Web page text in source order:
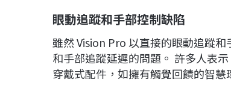
眼動追蹤和手部控制缺陷
雖然 Vision Pro 以直接的眼動追蹤
和手部追蹤延遲的問題。 許多人表
穿戴式配件，如擁有觸覺回饋的智慧